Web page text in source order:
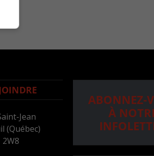
Jean
(Québec)
2W8
ABONNEZ-
À